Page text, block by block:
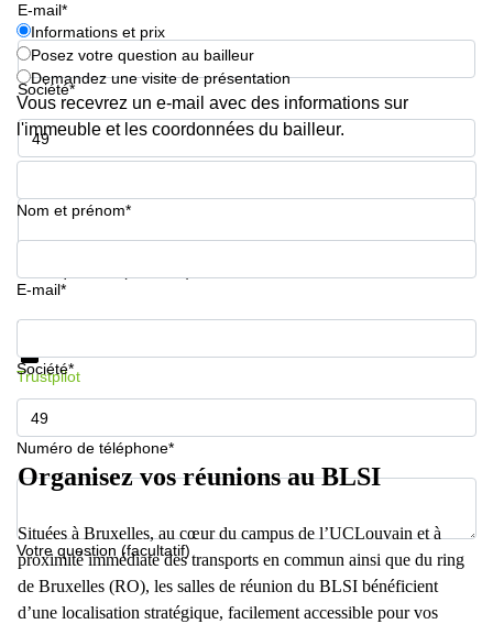
E-mail*
Société*
Numéro de téléphone*
Informations et prix
Posez votre question au bailleur
Demandez une visite de présentation
Vous recevrez un e-mail avec des informations sur
l'immeuble et les coordonnées du bailleur.
Nom et prénom*
E-mail*
Société*
Numéro de téléphone*
Votre question (facultatif)
Informations et prix
Trustpilot
Organisez vos réunions au BLSI
Situées à Bruxelles, au cœur du campus de l’UCLouvain et à
proximité immédiate des transports en commun ainsi que du ring
de Bruxelles (RO), les salles de réunion du BLSI bénéficient
d’une localisation stratégique, facilement accessible pour vos